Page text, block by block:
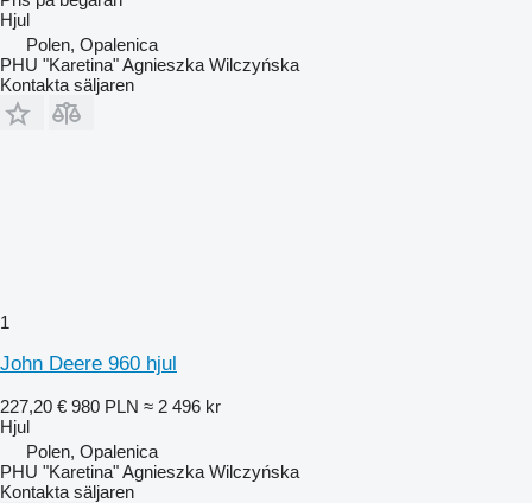
Hjul
Polen, Opalenica
PHU "Karetina" Agnieszka Wilczyńska
Kontakta säljaren
1
John Deere 960 hjul
227,20 € 980 PLN ≈ 2 496 kr
Hjul
Polen, Opalenica
PHU "Karetina" Agnieszka Wilczyńska
Kontakta säljaren